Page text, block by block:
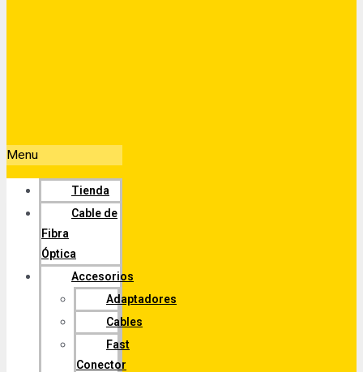
Menu
Tienda
Cable de
Fibra
Óptica
Accesorios
Adaptadores
Cables
Fast
Conector